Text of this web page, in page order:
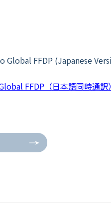
FFDP (Japanese
FFDP（日本語同時通訳）